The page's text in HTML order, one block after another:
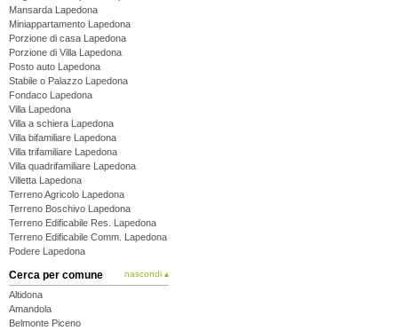
Mansarda Lapedona
Miniappartamento Lapedona
Porzione di casa Lapedona
Porzione di Villa Lapedona
Posto auto Lapedona
Stabile o Palazzo Lapedona
Fondaco Lapedona
Villa Lapedona
Villa a schiera Lapedona
Villa bifamiliare Lapedona
Villa trifamiliare Lapedona
Villa quadrifamiliare Lapedona
Villetta Lapedona
Terreno Agricolo Lapedona
Terreno Boschivo Lapedona
Terreno Edificabile Res. Lapedona
Terreno Edificabile Comm. Lapedona
Podere Lapedona
Cerca per comune nascondi ▴
Altidona
Amandola
Belmonte Piceno